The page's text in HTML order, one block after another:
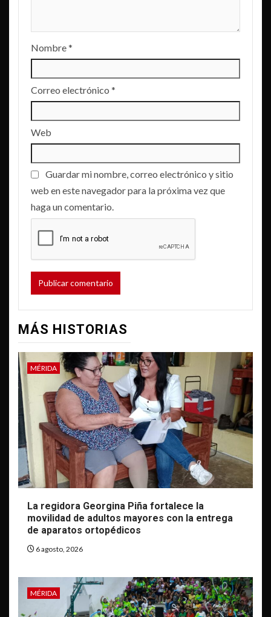
Nombre*
Correo electrónico *
Web
Guardar mi nombre, correo electrónico y sitio
web en este navegador para la próxima vez que
haga un comentario.
MÁS HISTORIAS
MÉRIDA
La regidora Georgina Piña fortalece la
movilidad de adultos mayores con la entrega
de aparatos ortopédicos
6 agosto, 2026
MÉRIDA